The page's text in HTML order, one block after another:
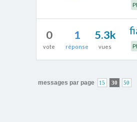
0
vote
1
réponse
5.3k
vues
messages par page 15 30 50